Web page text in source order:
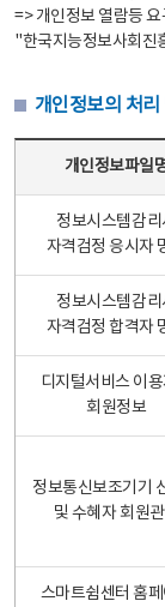
=> 개인정보 열람등
"한국지능정보사회진
개인정보의 처
개인정보파일
정보시스템감리
자격검정 응시자
정보시스템감리
자격검정 합격자
디지털서비스 이
회원정보
정보통신보조기기
및 수혜자 회원관
스마트쉼센터 홈페